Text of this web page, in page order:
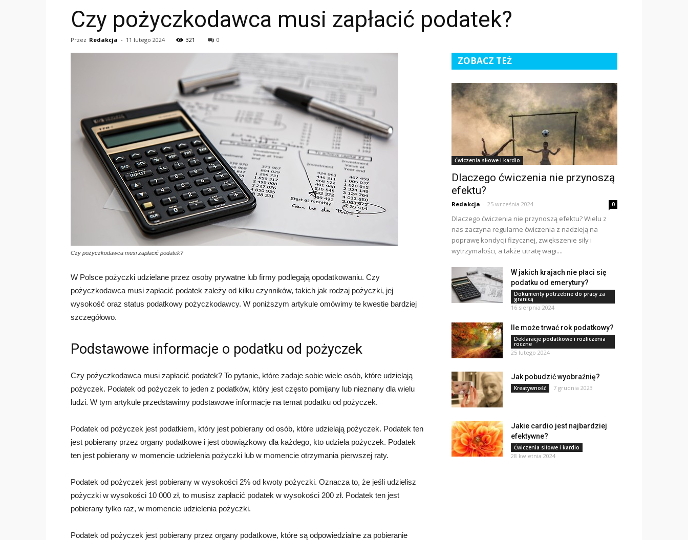
Czy pożyczkodawca musi zapłacić podatek?
Przez Redakcja - 11 lutego 2024 321 0
Czy pożyczkodawca musi zapłacić podatek?
W Polsce pożyczki udzielane przez osoby prywatne lub firmy podlegają opodatkowaniu. Czy
pożyczkodawca musi zapłacić podatek zależy od kilku czynników, takich jak rodzaj pożyczki, jej
wysokość oraz status podatkowy pożyczkodawcy. W poniższym artykule omówimy te kwestie bardziej
szczegółowo.
Podstawowe informacje o podatku od pożyczek
Czy pożyczkodawca musi zapłacić podatek? To pytanie, które zadaje sobie wiele osób, które udzielają
pożyczek. Podatek od pożyczek to jeden z podatków, który jest często pomijany lub nieznany dla wielu
ludzi. W tym artykule przedstawimy podstawowe informacje na temat podatku od pożyczek.
Podatek od pożyczek jest podatkiem, który jest pobierany od osób, które udzielają pożyczek. Podatek ten
jest pobierany przez organy podatkowe i jest obowiązkowy dla każdego, kto udziela pożyczek. Podatek
ten jest pobierany w momencie udzielenia pożyczki lub w momencie otrzymania pierwszej raty.
Podatek od pożyczek jest pobierany w wysokości 2% od kwoty pożyczki. Oznacza to, że jeśli udzielisz
pożyczki w wysokości 10 000 zł, to musisz zapłacić podatek w wysokości 200 zł. Podatek ten jest
pobierany tylko raz, w momencie udzielenia pożyczki.
Podatek od pożyczek jest pobierany przez organy podatkowe, które są odpowiedzialne za pobieranie
ZOBACZ TEŻ
Ćwiczenia siłowe i kardio
Dlaczego ćwiczenia nie przynoszą
efektu?
Redakcja - 25 września 2024 0
Dlaczego ćwiczenia nie przynoszą efektu? Wielu z
nas zaczyna regularne ćwiczenia z nadzieją na
poprawę kondycji fizycznej, zwiększenie siły i
wytrzymałości, a także utratę wagi....
W jakich krajach nie płaci się
podatku od emerytury?
Dokumenty potrzebne do pracy za
granicą
16 sierpnia 2024
Ile może trwać rok podatkowy?
Deklaracje podatkowe i rozliczenia
roczne
25 lutego 2024
Jak pobudzić wyobraźnię?
Kreatywność 7 grudnia 2023
Jakie cardio jest najbardziej
efektywne?
Ćwiczenia siłowe i kardio
28 kwietnia 2024